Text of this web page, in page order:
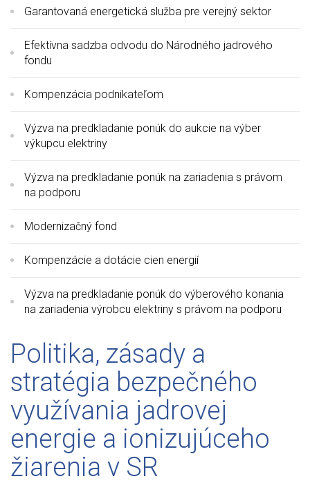
Garantovaná energetická služba pre verejný sektor
Efektívna sadzba odvodu do Národného jadrového
fondu
Kompenzácia podnikateľom
Výzva na predkladanie ponúk do aukcie na výber
výkupcu elektriny
Výzva na predkladanie ponúk na zariadenia s právom
na podporu
Modernizačný fond
Kompenzácie a dotácie cien energií
Výzva na predkladanie ponúk do výberového konania
na zariadenia výrobcu elektriny s právom na podporu
Politika, zásady a
stratégia bezpečného
využívania jadrovej
energie a ionizujúceho
žiarenia v SR